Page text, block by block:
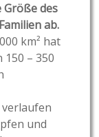
Größe des
ab.
km² hat
– 350
und